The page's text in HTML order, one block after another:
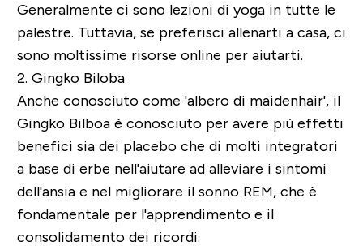
Generalmente ci sono lezioni di yoga in tutte le
palestre. Tuttavia, se preferisci allenarti a casa, ci
sono moltissime risorse online per aiutarti.
2. Gingko Biloba
Anche conosciuto come 'albero di maidenhair', il
Gingko Bilboa è conosciuto per avere più effetti
benefici sia dei placebo che di molti integratori
a base di erbe nell'aiutare ad alleviare i sintomi
dell'ansia e nel migliorare il sonno REM, che è
fondamentale per l'apprendimento e il
consolidamento dei ricordi.